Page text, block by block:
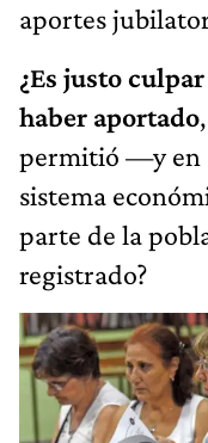
aportes
¿Es justo
haber aportado
permitió —y en
sistema
parte de la
registrado?